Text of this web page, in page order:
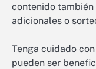
contenido
adicionales o
Tenga cuidado
pueden ser